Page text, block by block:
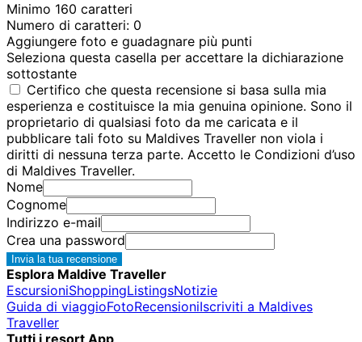
Minimo 160 caratteri
Numero di caratteri: 0
Aggiungere foto e guadagnare più punti
Seleziona questa casella per accettare la dichiarazione
sottostante
Certifico che questa recensione si basa sulla mia
esperienza e costituisce la mia genuina opinione. Sono il
proprietario di qualsiasi foto da me caricata e il
pubblicare tali foto su Maldives Traveller non viola i
diritti di nessuna terza parte. Accetto le Condizioni d’uso
di Maldives Traveller.
Nome
Cognome
Indirizzo e-mail
Crea una password
Invia la tua recensione
Esplora Maldive Traveller
EscursioniShoppingListingsNotizie
Guida di viaggioFotoRecensioniIscriviti a Maldives
Traveller